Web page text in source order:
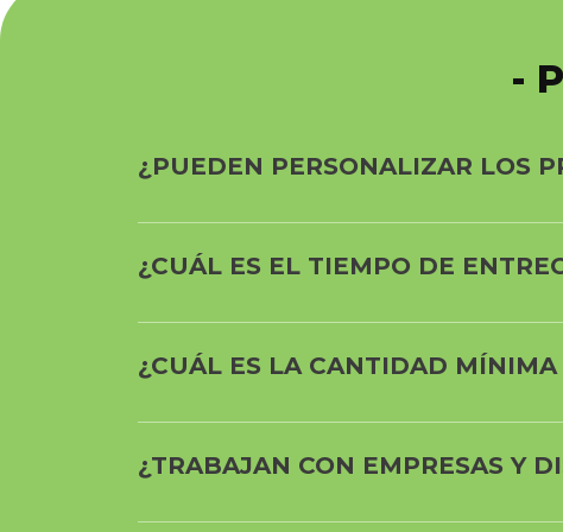
-
¿PUEDEN PERSONALIZAR LOS
¿CUÁL ES EL TIEMPO DE
¿CUÁL ES LA CANTIDAD
¿TRABAJAN CON EMPRESAS Y